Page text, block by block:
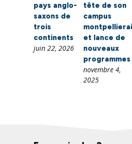
pays anglo-
saxons de
trois
continents
juin 22, 2026
tête de son
campus
et lance de
nouveaux
programmes
novembre 4,
2025